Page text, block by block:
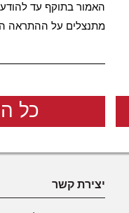
האמור בתוקף עד
מתנצלים על ההתראה
כל
יצירת קשר